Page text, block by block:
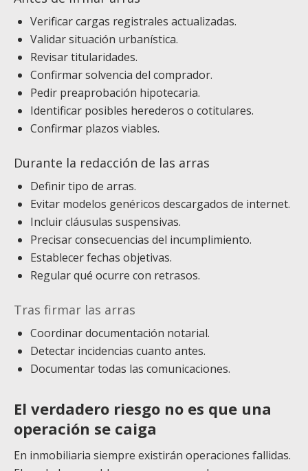
Verificar cargas registrales actualizadas.
Validar situación urbanística.
Revisar titularidades.
Confirmar solvencia del comprador.
Pedir preaprobación hipotecaria.
Identificar posibles herederos o cotitulares.
Confirmar plazos viables.
Durante la redacción de las arras
Definir tipo de arras.
Evitar modelos genéricos descargados de internet.
Incluir cláusulas suspensivas.
Precisar consecuencias del incumplimiento.
Establecer fechas objetivas.
Regular qué ocurre con retrasos.
Tras firmar las arras
Coordinar documentación notarial.
Detectar incidencias cuanto antes.
Documentar todas las comunicaciones.
El verdadero riesgo no es que una
operación se caiga
En inmobiliaria siempre existirán operaciones fallidas.